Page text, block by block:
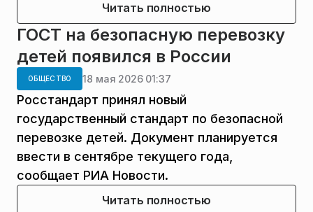
Читать полностью
ГОСТ на безопасную перевозку
детей появился в России
ОБЩЕСТВО 18 мая 2026 01:37
Росстандарт принял новый
государственный стандарт по безопасной
перевозке детей. Документ планируется
ввести в сентябре текущего года,
сообщает РИА Новости.
Читать полностью